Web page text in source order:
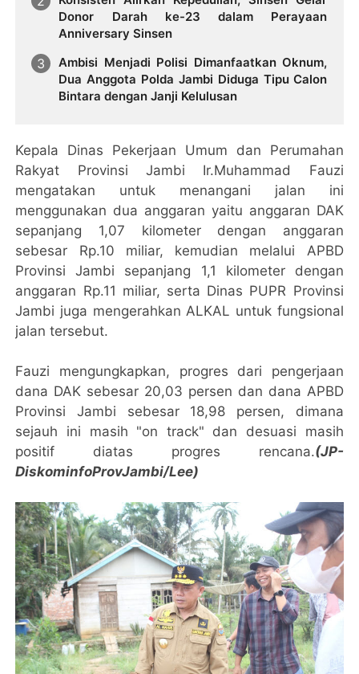
Donor Darah ke-23 dalam Perayaan
Anniversary Sinsen
Ambisi Menjadi Polisi Dimanfaatkan Oknum,
Dua Anggota Polda Jambi Diduga Tipu Calon
Bintara dengan Janji Kelulusan
Kepala Dinas Pekerjaan Umum dan Perumahan
Rakyat Provinsi Jambi Ir.Muhammad Fauzi
mengatakan untuk menangani jalan ini
menggunakan dua anggaran yaitu anggaran DAK
sepanjang 1,07 kilometer dengan anggaran
sebesar Rp.10 miliar, kemudian melalui APBD
Provinsi Jambi sepanjang 1,1 kilometer dengan
anggaran Rp.11 miliar, serta Dinas PUPR Provinsi
Jambi juga mengerahkan ALKAL untuk fungsional
jalan tersebut.
Fauzi mengungkapkan, progres dari pengerjaan
dana DAK sebesar 20,03 persen dan dana APBD
Provinsi Jambi sebesar 18,98 persen, dimana
sejauh ini masih "on track" dan desuasi masih
positif diatas progres rencana.(JP-
DiskominfoProvJambi/Lee)